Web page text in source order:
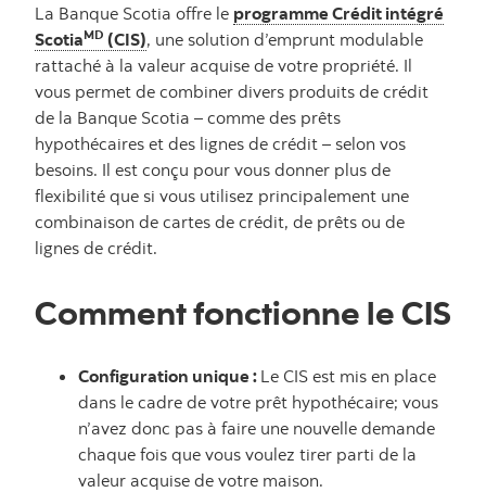
La Banque Scotia offre le programme Crédit intégré
ScotiaMD (CIS), une solution d’emprunt modulable
rattaché à la valeur acquise de votre propriété. Il
vous permet de combiner divers produits de crédit
de la Banque Scotia – comme des prêts
hypothécaires et des lignes de crédit – selon vos
besoins. Il est conçu pour vous donner plus de
flexibilité que si vous utilisez principalement une
combinaison de cartes de crédit, de prêts ou de
lignes de crédit.
Comment fonctionne le CIS
Configuration unique : Le CIS est mis en place
dans le cadre de votre prêt hypothécaire; vous
n’avez donc pas à faire une nouvelle demande
chaque fois que vous voulez tirer parti de la
valeur acquise de votre maison.